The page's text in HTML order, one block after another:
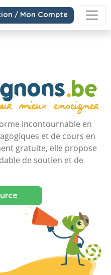
/ Mon Compte
incontournable en
et de cours en
gratuite, elle propose
de soutien et de